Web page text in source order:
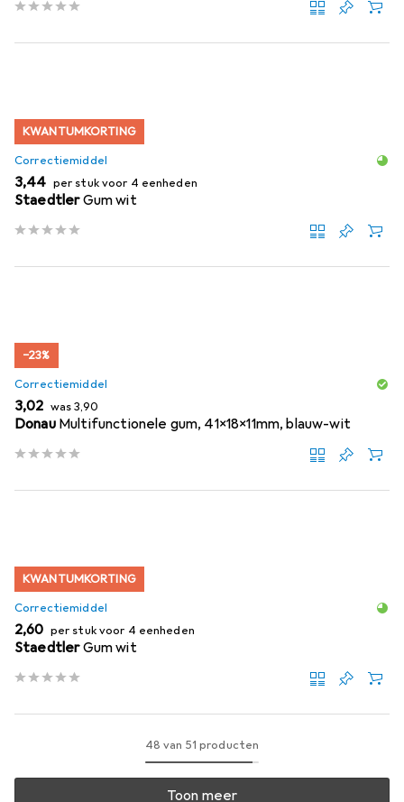
KWANTUMKORTING
Correctiemiddel
EUR
3,44 per stuk voor 4 eenheden
StaedtlerGum wit
−23%
Correctiemiddel
EUR
3,02 wasEUR
3,90
Donau Multifunctionele gum, 41x18x11mm, blauw-wit
KWANTUMKORTING
Correctiemiddel
EUR
2,60 per stuk voor 4 eenheden
StaedtlerGum wit
48 van 51 producten
Toon meer